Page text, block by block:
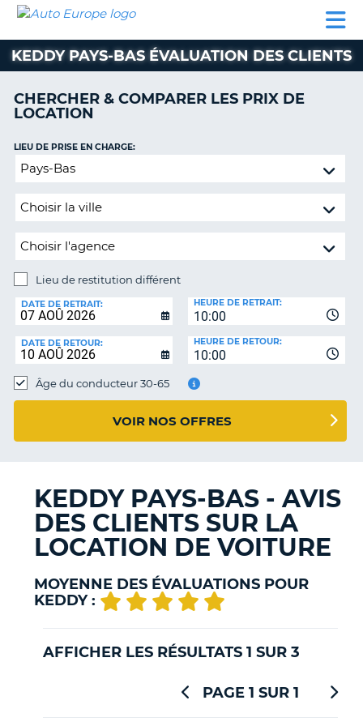
LOCATION
VOITURE
CAMPING-
CAR
CLIENT
AUTO
EUROPE
LOCATION
VOITURE
CAMPING-
CAR
PARTENAIRES
SUPPORT
CLIENT
COMPTE
MA
KEDDY PAYS-BAS ÉVALUATION DES CLIENTS
CHERCHER & COMPARER LES PRIX DE
LOCATION
Lieu
restitution
LIEU DE PRISE EN CHARGE:
Lieu de restitution différent
DE
RESTITUTION:
DATE DE RETRAIT:
10:00
HEURE DE RETRAIT:
DATE DE RETOUR:
10:00
HEURE DE RETOUR:
Âge du conducteur 30-65
VOIR NOS OFFRES
KEDDY PAYS-BAS - AVIS
DES CLIENTS SUR LA
LOCATION DE VOITURE
MOYENNE DES ÉVALUATIONS POUR
KEDDY :
AFFICHER LES RÉSULTATS 1 SUR 3
PAGE 1 SUR 1